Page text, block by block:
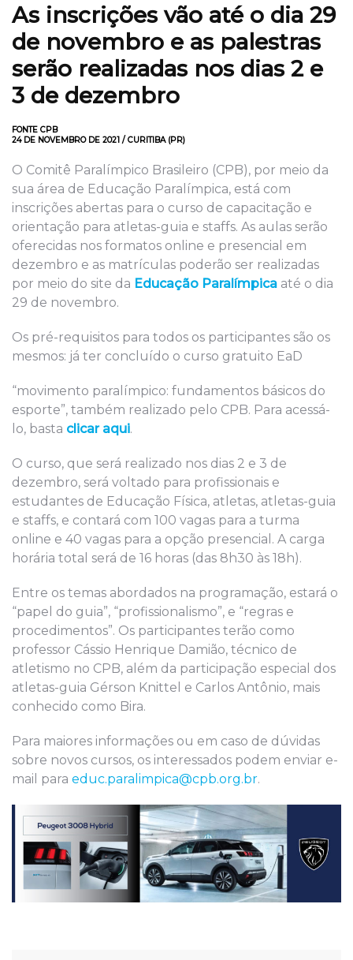
As inscrições vão até o dia 29
de novembro e as palestras
serão realizadas nos dias 2 e
3 de dezembro
FONTE CPB
24 DE NOVEMBRO DE 2021 / CURITIBA (PR)
O Comitê Paralímpico Brasileiro (CPB), por meio da
sua área de Educação Paralímpica, está com
inscrições abertas para o curso de capacitação e
orientação para atletas-guia e staffs. As aulas serão
oferecidas nos formatos online e presencial em
dezembro e as matrículas poderão ser realizadas
por meio do site da Educação Paralímpica até o dia
29 de novembro.
Os pré-requisitos para todos os participantes são os
mesmos: já ter concluído o curso gratuito EaD
“movimento paralímpico: fundamentos básicos do
esporte”, também realizado pelo CPB. Para acessá-
lo, basta clicar aqui.
O curso, que será realizado nos dias 2 e 3 de
dezembro, será voltado para profissionais e
estudantes de Educação Física, atletas, atletas-guia
e staffs, e contará com 100 vagas para a turma
online e 40 vagas para a opção presencial. A carga
horária total será de 16 horas (das 8h30 às 18h).
Entre os temas abordados na programação, estará o
“papel do guia”, “profissionalismo”, e “regras e
procedimentos”. Os participantes terão como
professor Cássio Henrique Damião, técnico de
atletismo no CPB, além da participação especial dos
atletas-guia Gérson Knittel e Carlos Antônio, mais
conhecido como Bira.
Para maiores informações ou em caso de dúvidas
sobre novos cursos, os interessados podem enviar e-
mail para educ.paralimpica@cpb.org.br.